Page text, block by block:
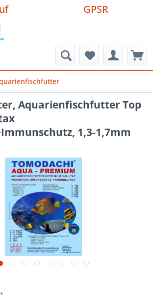
GPSR
Aquarienfischfutter Top
1,3-1,7mm
*